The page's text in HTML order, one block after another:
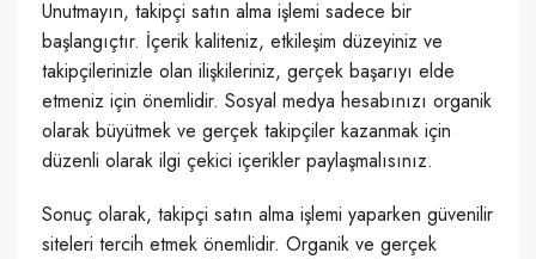
Unutmayın, takipçi satın alma işlemi sadece bir
başlangıçtır. İçerik kaliteniz, etkileşim düzeyiniz ve
takipçilerinizle olan ilişkileriniz, gerçek başarıyı elde
etmeniz için önemlidir. Sosyal medya hesabınızı organik
olarak büyütmek ve gerçek takipçiler kazanmak için
düzenli olarak ilgi çekici içerikler paylaşmalısınız.
Sonuç olarak, takipçi satın alma işlemi yaparken güvenilir
siteleri tercih etmek önemlidir. Organik ve gerçek